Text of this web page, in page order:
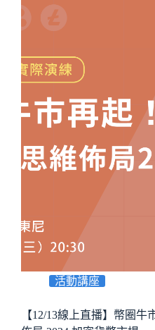
活動講座
【12/13線上直播】幣圈牛